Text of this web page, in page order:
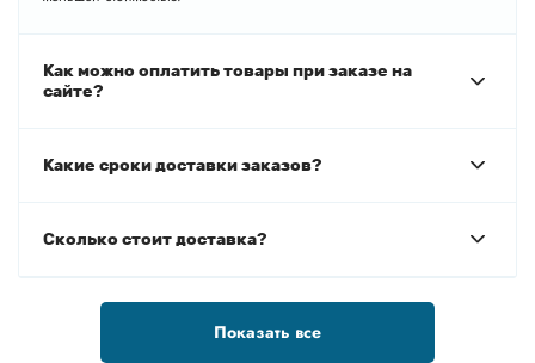
Как можно оплатить товары при заказе на
сайте?
Какие сроки доставки заказов?
Сколько стоит доставка?
Показать все